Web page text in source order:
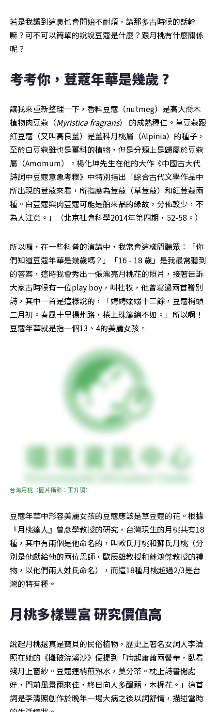
若是我讀到這裏也會開始不耐煩，講那多古時候的話幹
嘛？可不可以簡單的說說豆蔻是什麼？跟月桃有什麼關係
呢？
考考你，荳蔻年華是幾歲 ?
讓我來重新整理一下，香料豆蔻（nutmeg）是高大喬木
植物肉豆蔻（Myristica fragrans） 的成熟種仁。草豆蔻跟
紅豆蔻（又叫高良薑）是薑科月桃屬（Alpinia）的種子，
至於白豆蔻雖也是薑科的植物，但是分類上是歸屬於豆蔻
屬（Amomum）。楊化坤先生在他的大作《中國古大代
詩詞中豆蔻意象考釋》中特別指出「綜合古代文學作品中
所出現的荳蔻來看，所指應為荳蔻（草荳蔻）和紅荳蔻兩
種。白荳蔻與肉荳蔻可能是舶來品的緣故，分佈較少，不
為人注意。」（北京社會科學2014年第四期，52-58。）
所以囉，在一些科普的演講中，我常會這樣問聽眾：「你
們知道豆蔻年華是幾歲嗎？」「16 - 18 歲」是我最常聽到
的答案，這時我會秀出一張漂亮月桃花的照片，接著告訴
大家古時候有一位play boy，叫杜牧，他曾寫過兩首贈別
詩，其中一首是這樣說的，「娉娉嫋嫋十三餘，豆蔻梢頭
二月初。春風十里揚州路，捲上珠簾總不如。」所以啊！
豆蔻年華就是指一個13、4的美麗女孩。
台灣月桃（圖片攝影：王升陽）
豆蔻年華中形容美麗女孩的豆蔻應該是草豆蔻的花。根據
『月桃達人』曾彥學教授的研究，台灣現生的月桃共有18
種，其中有兩個是他命名的，叫歐氏月桃和蘇氏月桃（分
別是他獻給他的兩位恩師，歐辰雄教授和蘇鴻傑教授的禮
物，以他們兩人姓氏命名），而這18種月桃超過2/3是台
灣的特有種。
月桃多樣豐富 研究價值高
說起月桃還真是寶貝的民俗植物，歷史上著名女詞人李清
照在她的《攤破浣溪沙》便提到「病起蕭蕭兩鬢華，臥看
殘月上窗紗。豆蔻連梢煎熟水，莫分茶。枕上詩書閒處
好，門前風景雨來佳，終日向人多醞藉，木樨花。」這首
詞是李清照創作於晚年一場大病之後以詞舒情，描述當時